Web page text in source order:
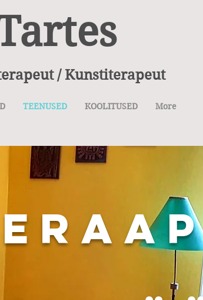
/ Kunstiterapeut
TEENUSED KOOLITUSED More